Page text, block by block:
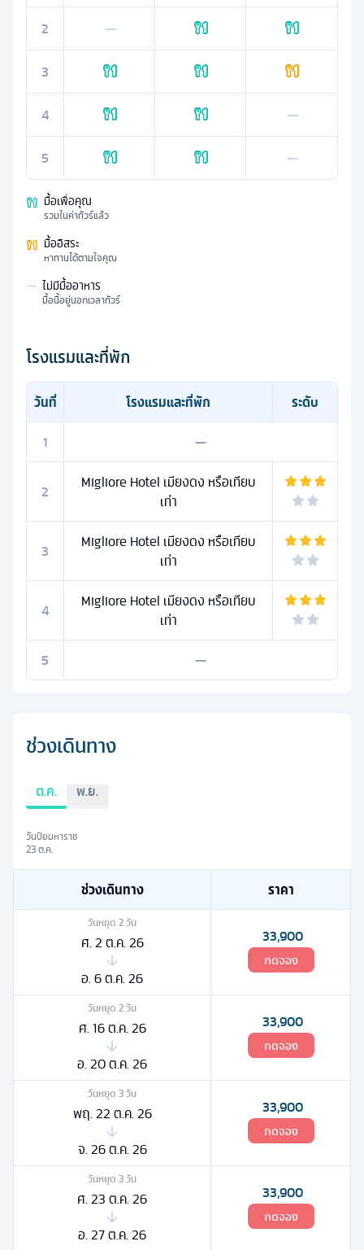
2 —
3
4 —
5 —
มื้อเพื่อคุณ
รวมในค่าทัวร์แล้ว
มื้ออิสระ
หาทานได้ตามใจคุณ
— ไม่มีมื้ออาหาร
มื้อนี้อยู่นอกเวลาทัวร์
โรงแรมและที่พัก
วันที่ โรงแรมและที่พัก
ระดับ
1
—
2
Migliore Hotel เมียงดง หรือเทียบ
เท่า
3
Migliore Hotel เมียงดง หรือเทียบ
เท่า
4
Migliore Hotel เมียงดง หรือเทียบ
เท่า
5
—
ช่วงเดินทาง
ต.ค. พ.ย.
วันปิยมหาราช
23 ต.ค.
ช่วงเดินทาง ราคา
วันหยุด 2วัน
ศ. 2 ต.ค. 26
อ. 6 ต.ค. 26
33,900
กดจอง
วันหยุด 2วัน
ศ. 16 ต.ค. 26
อ. 20 ต.ค. 26
33,900
กดจอง
วันหยุด 3วัน
พฤ. 22 ต.ค. 26
จ. 26 ต.ค. 26
33,900
กดจอง
วันหยุด 3วัน
ศ. 23 ต.ค. 26
อ. 27 ต.ค. 26
33,900
กดจอง